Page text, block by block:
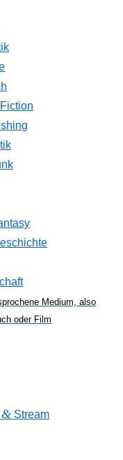
Medium, also
oder Film
& Stream